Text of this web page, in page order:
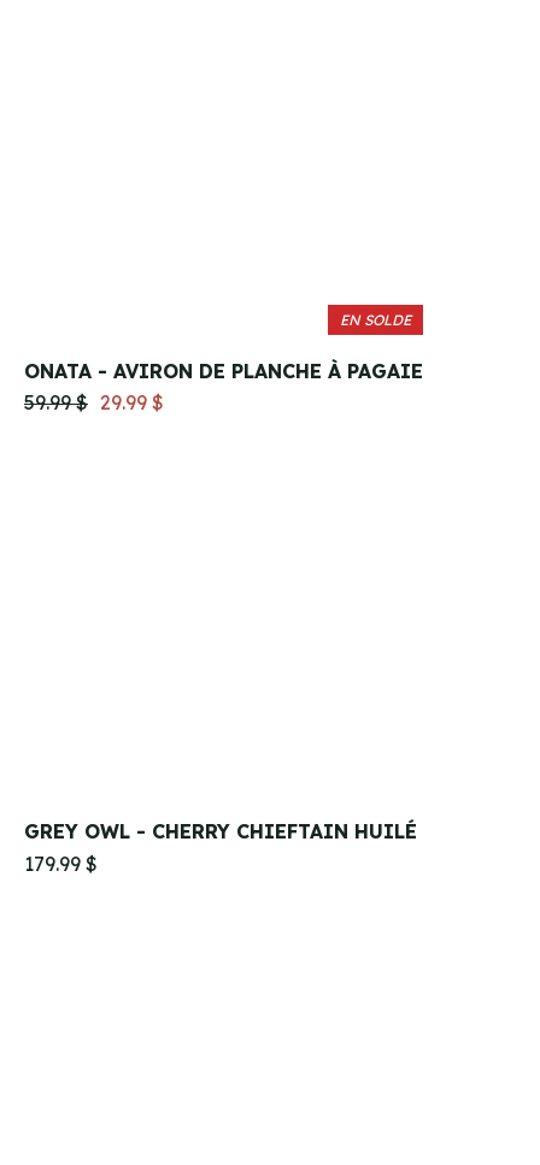
EN SOLDE
ONATA - AVIRON DE PLANCHE À PAGAIE
59.99 $ 29.99 $
GREY OWL - CHERRY CHIEFTAIN HUILÉ
179.99 $